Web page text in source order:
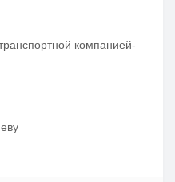
компанией-